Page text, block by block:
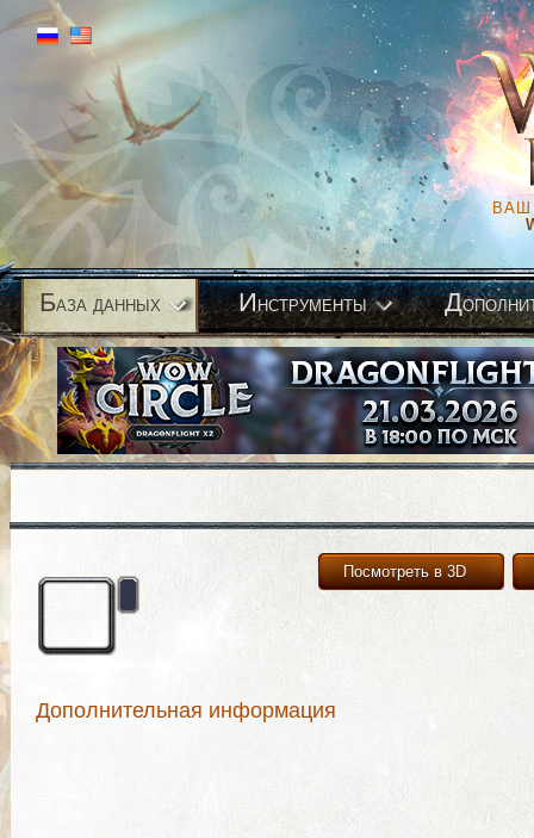
ВАШ
База данных Инструменты Д
Посмотреть в 3D
Дополнительная информация